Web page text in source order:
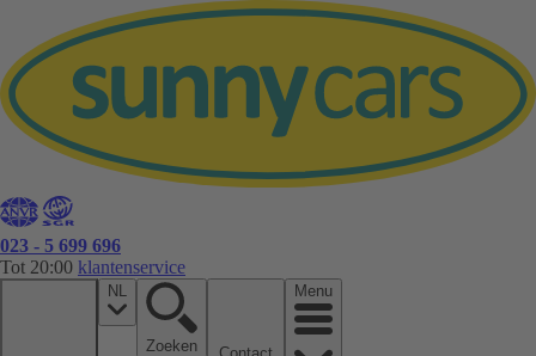
023 - 5 699 696
Tot 20:00 klantenservice
NL
Zoeken
Menu